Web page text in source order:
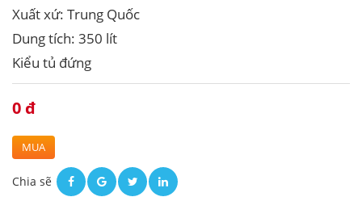
Xuất xứ: Trung Quốc
Dung tích: 350 lít
Kiểu tủ đứng
0 đ
MUA
Chia sẽ